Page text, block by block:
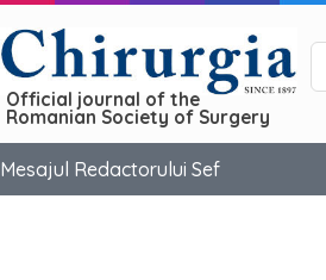
Official journal of the
Romanian Society of Surgery
Mesajul Redactorului Sef